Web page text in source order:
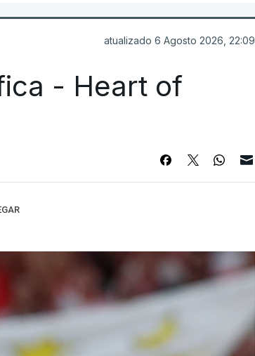
atualizado 6 Agosto 2026, 22:09
- Heart of